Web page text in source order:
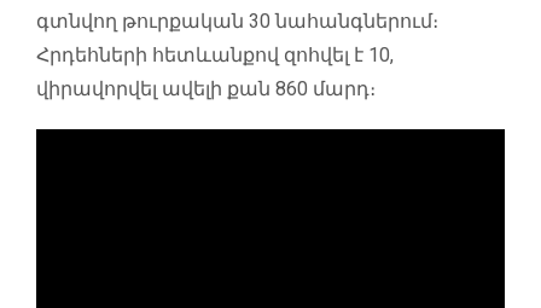
գտնվող թուրքական 30 նահանգներում։
Հրդեհների հետևանքով զոհվել է 10,
վիրավորվել ավելի քան 860 մարդ։